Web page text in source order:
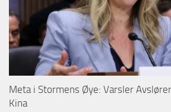
Meta i Stormens Øye: Varsler
Kina